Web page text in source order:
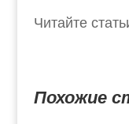
Читайте
Похожие